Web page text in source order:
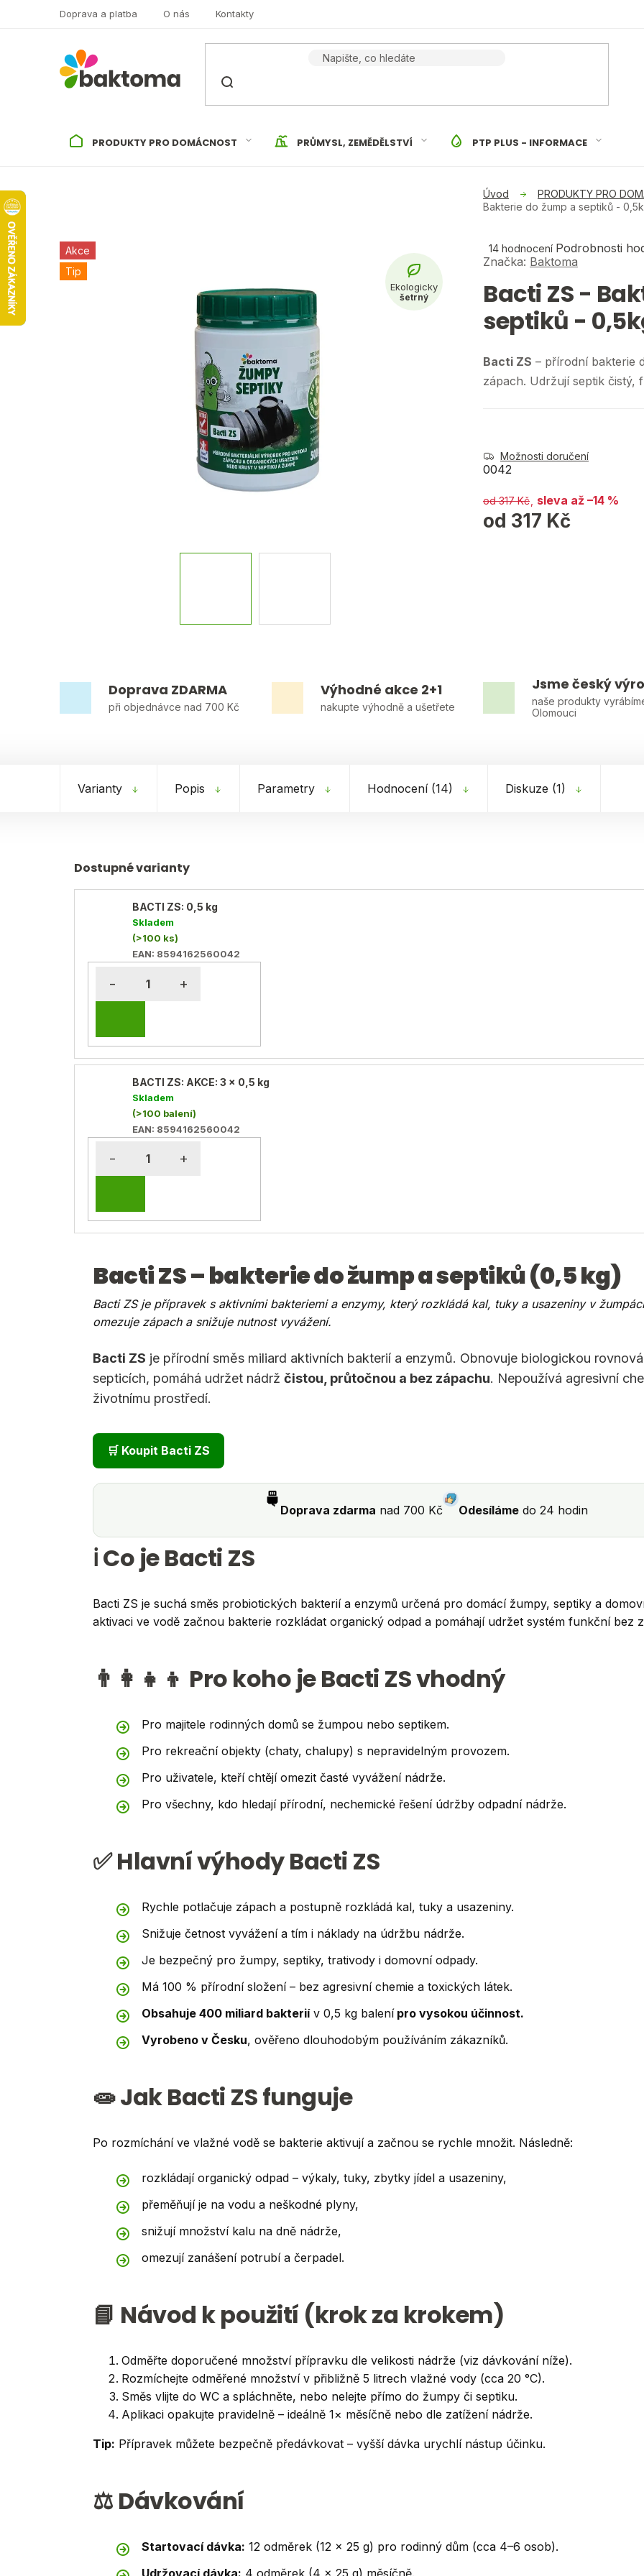
Doprava a platba O nás Kontakty
PRODUKTY PRO DOMÁCNOST PRŮMYSL, ZEMĚDĚLSTVÍ PTP PLUS - INFORMACE
PRODUKTY PRO
Bakterie do žump a septiků -
Bacti ZS -
septiků -
Průměrné
hodnocení
je
5,0
z
5
14 hodnocení Podrobnosti
Značka: Baktoma
Bacti ZS – přírodní bakterie
zápach. Udržují septik čistý,
Možnosti doručení
0042
od 317 Kč až –14 %
od 317 Kč
Akce
Tip
Doprava ZDARMA
při objednávce nad 700 Kč
Výhodné akce 2+1
nakupte výhodně a ušetřete
Jsme český
naše produkty
Olomouci
Varianty Popis Parametry Hodnocení (14) Diskuze (1)
BACTI ZS: 0,5 kg
Skladem
(>100 ks)
EAN: 8594162560042
DO
KOŠÍKU
BACTI ZS: AKCE: 3 x 0,5 kg
Skladem
(>100 balení)
EAN: 8594162560042
DO
Bacti ZS – bakterie do žump a septiků (0,5 kg)
Bacti ZS je přípravek s aktivními bakteriemi a enzymy, který rozkládá kal, tuky a usazeniny v
omezuje zápach a snižuje nutnost vyvážení.
Bacti ZS je přírodní směs miliard aktivních bakterií a enzymů. Obnovuje biologickou
septicích, pomáhá udržet nádrž čistou, průtočnou a bez zápachu. Nepoužívá agresivní
životnímu prostředí.
🛒 Koupit Bacti ZS
Doprava zdarma nad 700 Kč Odesíláme do 24 hodin
ℹ️ Co je Bacti ZS
Bacti ZS je suchá směs probiotických bakterií a enzymů určená pro domácí žumpy, septiky a
aktivaci ve vodě začnou bakterie rozkládat organický odpad a pomáhají udržet systém funkční bez
👨‍👩‍👧‍👦 Pro koho je Bacti ZS vhodný
Pro majitele rodinných domů se žumpou nebo septikem.
Pro rekreační objekty (chaty, chalupy) s nepravidelným provozem.
Pro uživatele, kteří chtějí omezit časté vyvážení nádrže.
Pro všechny, kdo hledají přírodní, nechemické řešení údržby odpadní nádrže.
✅ Hlavní výhody Bacti ZS
Rychle potlačuje zápach a postupně rozkládá kal, tuky a usazeniny.
Snižuje četnost vyvážení a tím i náklady na údržbu nádrže.
Je bezpečný pro žumpy, septiky, trativody i domovní odpady.
Má 100 % přírodní složení – bez agresivní chemie a toxických látek.
Obsahuje 400 miliard bakteriív 0,5 kg balenípro vysokou účinnost.
Vyrobeno v Česku, ověřeno dlouhodobým používáním zákazníků.
🧫 Jak Bacti ZS funguje
Po rozmíchání ve vlažné vodě se bakterie aktivují a začnou se rychle množit. Následně:
rozkládají organický odpad – výkaly, tuky, zbytky jídel a usazeniny,
přeměňují je na vodu a neškodné plyny,
snižují množství kalu na dně nádrže,
omezují zanášení potrubí a čerpadel.
📘 Návod k použití (krok za krokem)
Odměřte doporučené množství přípravku dle velikosti nádrže (viz dávkování níže).
Rozmíchejte odměřené množství v přibližně 5 litrech vlažné vody (cca 20 °C).
Směs vlijte do WC a spláchněte, nebo nelejte přímo do žumpy či septiku.
Aplikaci opakujte pravidelně – ideálně 1× měsíčně nebo dle zatížení nádrže.
Tip: Přípravek můžete bezpečně předávkovat – vyšší dávka urychlí nástup účinku.
⚖️ Dávkování
Startovací dávka: 12 odměrek (12 × 25 g) pro rodinný dům (cca 4–6 osob).
baktoma.cz - AI chat